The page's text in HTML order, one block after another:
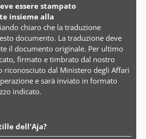
essere stampato
insieme alla
chiaro che la traduzione
documento. La traduzione deve
il documento originale. Per ultimo
firmato e timbrato dal nostro
riconosciuto dal Ministero degli Affari
e sarà inviato in formato
indicato.
dell'Aja?